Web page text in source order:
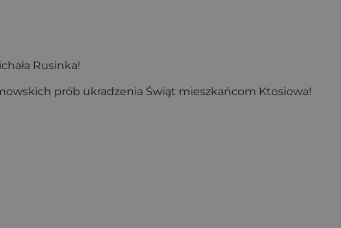
Rusinka!
prób ukradzenia Świąt mieszkańcom Ktosiowa!